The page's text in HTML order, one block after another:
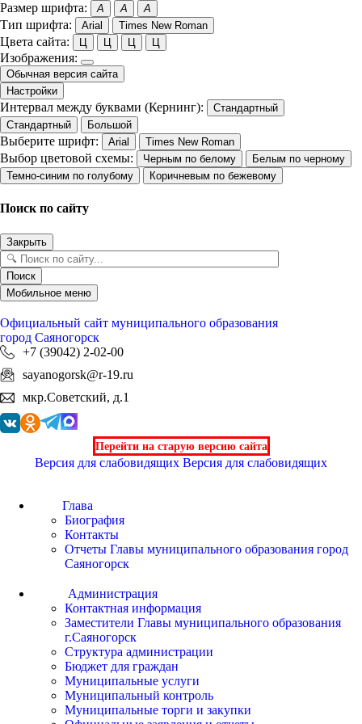
Размер шрифта: A A A
Тип шрифта: Arial Times New Roman
Цвета сайта: Ц Ц Ц Ц
Изображения:
Обычная версия сайта
Настройки
Интервал между буквами (Кернинг):
Стандартный
Стандартный
Большой
Выберите шрифт: Arial Times New Roman
Выбор цветовой схемы: Черным по белому
Белым по черному
Темно-синим по голубому
Коричневым по бежевому
Поиск по сайту
Закрыть
Поиск
Мобильное меню
Официальный сайт муниципального образования
город Саяногорск
+7 (39042) 2-02-00
sayanogorsk@r-19.ru
мкр.Советский, д.1
Перейти на старую версию сайта
Версия для слабовидящих Версия для слабовидящих
Глава
Биография
Контакты
Отчеты Главы муниципального образования город
Саяногорск
Администрация
Контактная информация
Заместители Главы муниципального образования
г.Саяногорск
Структура администрации
Бюджет для граждан
Муниципальные услуги
Муниципальный контроль
Муниципальные торги и закупки